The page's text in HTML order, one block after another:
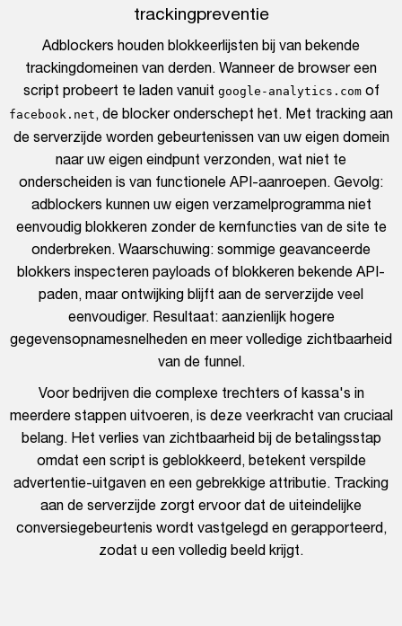
trackingpreventie
Adblockers houden blokkeerlijsten bij van bekende
trackingdomeinen van derden. Wanneer de browser een
script probeert te laden vanuit google-analytics.comof
facebook.net , de blocker onderschept het. Met tracking aan
de serverzijde worden gebeurtenissen van uw eigen domein
naar uw eigen eindpunt verzonden, wat niet te
onderscheiden is van functionele API-aanroepen. Gevolg:
adblockers kunnen uw eigen verzamelprogramma niet
eenvoudig blokkeren zonder de kernfuncties van de site te
onderbreken. Waarschuwing: sommige geavanceerde
blokkers inspecteren payloads of blokkeren bekende API-
paden, maar ontwijking blijft aan de serverzijde veel
eenvoudiger. Resultaat: aanzienlijk hogere
gegevensopnamesnelheden en meer volledige zichtbaarheid
van de funnel.
Voor bedrijven die complexe trechters of kassa's in
meerdere stappen uitvoeren, is deze veerkracht van cruciaal
belang. Het verlies van zichtbaarheid bij de betalingsstap
omdat een script is geblokkeerd, betekent verspilde
advertentie-uitgaven en een gebrekkige attributie. Tracking
aan de serverzijde zorgt ervoor dat de uiteindelijke
conversiegebeurtenis wordt vastgelegd en gerapporteerd,
zodat u een volledig beeld krijgt.